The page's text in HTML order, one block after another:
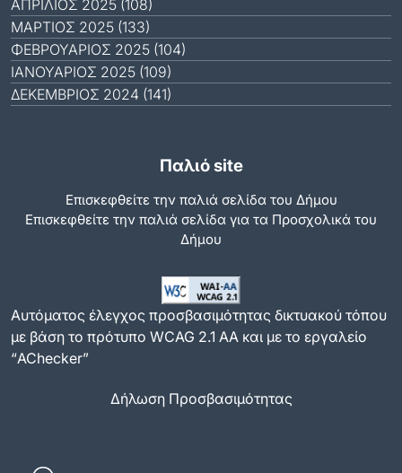
ΑΠΡΊΛΙΟΣ 2025 (108)
ΜΆΡΤΙΟΣ 2025 (133)
ΦΕΒΡΟΥΆΡΙΟΣ 2025 (104)
ΙΑΝΟΥΆΡΙΟΣ 2025 (109)
ΔΕΚΈΜΒΡΙΟΣ 2024 (141)
Παλιό site
Επισκεφθείτε την παλιά σελίδα του Δήμου
Eπισκεφθείτε την παλιά σελίδα για τα Προσχολικά του
Δήμου
Αυτόματος έλεγχος προσβασιμότητας δικτυακού τόπου
με βάση το πρότυπο WCAG 2.1 AA και με το εργαλείο
“AChecker”
Δήλωση Προσβασιμότητας